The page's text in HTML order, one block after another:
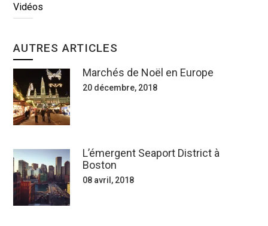
Vidéos
AUTRES ARTICLES
Marchés de Noël en Europe
20 décembre, 2018
L’émergent Seaport District à
Boston
08 avril, 2018